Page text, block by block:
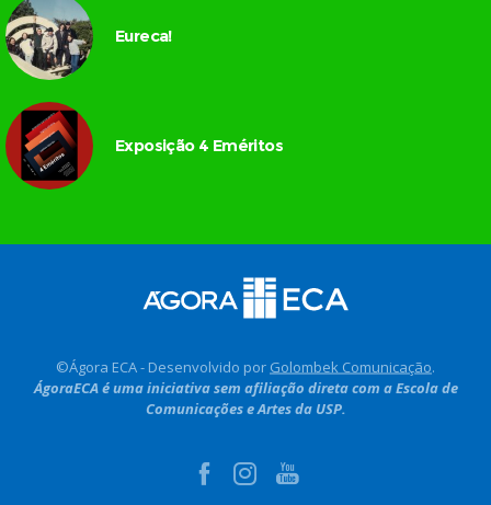
Eureca!
Exposição 4 Eméritos
©Ágora ECA - Desenvolvido por Golombek Comunicação.
ÁgoraECA é uma iniciativa sem afiliação direta com a Escola de
Comunicações e Artes da USP.